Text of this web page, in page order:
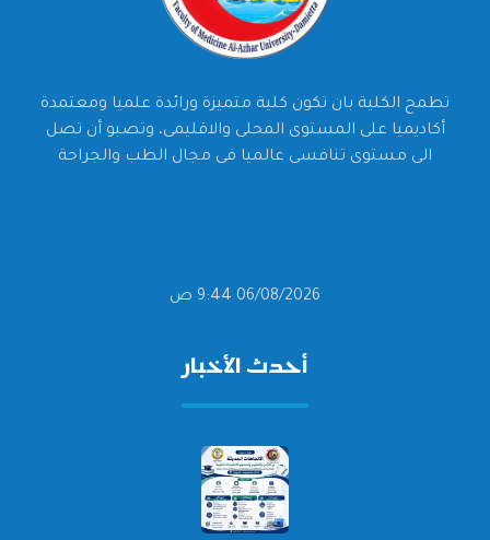
تطمح الكلية بان تكون كلية متميزة ورائدة علميا ومعتمدة
أكاديميا على المستوى المحلى والاقليمى، وتصبو أن تصل
الى مستوى تنافسى عالميا فى مجال الطب والجراحة
06/08/2026 9:44 ص
أحدث الأخبار